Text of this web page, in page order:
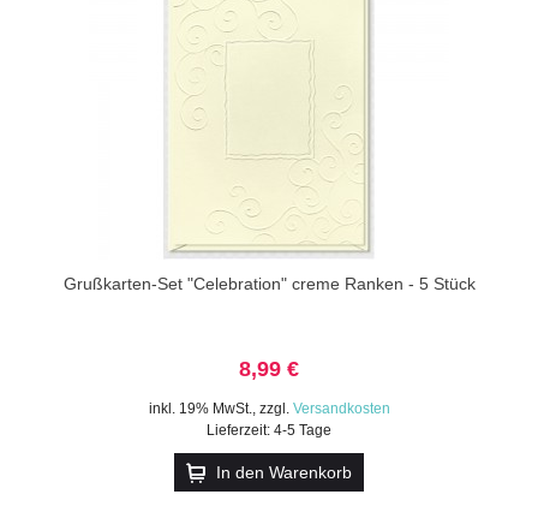
Grußkarten-Set "Celebration" creme Ranken - 5 Stück
8,99 €
inkl. 19% MwSt., zzgl. Versandkosten
Lieferzeit: 4-5 Tage
In den Warenkorb